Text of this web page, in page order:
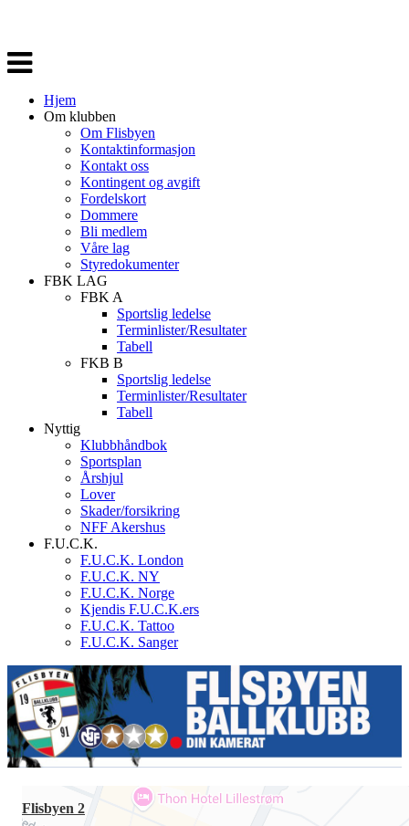
Veksle
navigasjon
Hjem
Om klubben
Om Flisbyen
Kontaktinformasjon
Kontakt oss
Kontingent og avgift
Fordelskort
Dommere
Bli medlem
Våre lag
Styredokumenter
FBK LAG
FBK A
Sportslig ledelse
Terminlister/Resultater
Tabell
FKB B
Sportslig ledelse
Terminlister/Resultater
Tabell
Nyttig
Klubbhåndbok
Sportsplan
Årshjul
Lover
Skader/forsikring
NFF Akershus
F.U.C.K.
F.U.C.K. London
F.U.C.K. NY
F.U.C.K. Norge
Kjendis F.U.C.K.ers
F.U.C.K. Tattoo
F.U.C.K. Sanger
Flisbyen 2